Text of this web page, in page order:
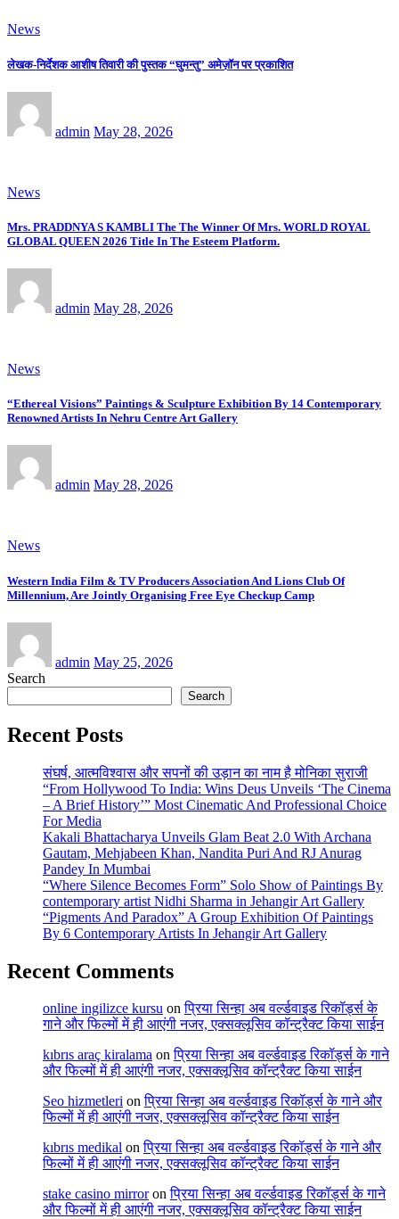
News
लेखक-निर्देशक आशीष तिवारी की पुस्तक “घुमन्तु” अमेज़ॉन पर प्रकाशित
admin May 28, 2026
News
Mrs. PRADDNYA S KAMBLI The The Winner Of Mrs. WORLD ROYAL
GLOBAL QUEEN 2026 Title In The Esteem Platform.
admin May 28, 2026
News
“Ethereal Visions” Paintings & Sculpture Exhibition By 14 Contemporary
Renowned Artists In Nehru Centre Art Gallery
admin May 28, 2026
News
Western India Film & TV Producers Association And Lions Club Of
Millennium, Are Jointly Organising Free Eye Checkup Camp
admin May 25, 2026
Search
Search
Recent Posts
संघर्ष, आत्मविश्वास और सपनों की उड़ान का नाम है मोनिका सुराजी
“From Hollywood To India: Wins Deus Unveils ‘The Cinema
– A Brief History’” Most Cinematic And Professional Choice
For Media
Kakali Bhattacharya Unveils Glam Beat 2.0 With Archana
Gautam, Mehjabeen Khan, Nandita Puri And RJ Anurag
Pandey In Mumbai
“Where Silence Becomes Form” Solo Show of Paintings By
contemporary artist Nidhi Sharma in Jehangir Art Gallery
“Pigments And Paradox” A Group Exhibition Of Paintings
By 6 Contemporary Artists In Jehangir Art Gallery
Recent Comments
online ingilizce kursu onप्रिया सिन्हा अब वर्ल्डवाइड रिकॉर्ड्स के
गाने और फिल्मों में ही आएंगी नजर, एक्सक्लूसिव कॉन्ट्रैक्ट किया साईन
kıbrıs araç kiralama onप्रिया सिन्हा अब वर्ल्डवाइड रिकॉर्ड्स के गाने
और फिल्मों में ही आएंगी नजर, एक्सक्लूसिव कॉन्ट्रैक्ट किया साईन
Seo hizmetleri onप्रिया सिन्हा अब वर्ल्डवाइड रिकॉर्ड्स के गाने और
फिल्मों में ही आएंगी नजर, एक्सक्लूसिव कॉन्ट्रैक्ट किया साईन
kıbrıs medikal onप्रिया सिन्हा अब वर्ल्डवाइड रिकॉर्ड्स के गाने और
फिल्मों में ही आएंगी नजर, एक्सक्लूसिव कॉन्ट्रैक्ट किया साईन
stake casino mirroronप्रिया सिन्हा अब वर्ल्डवाइड रिकॉर्ड्स के गाने
और फिल्मों में ही आएंगी नजर, एक्सक्लूसिव कॉन्ट्रैक्ट किया साईन